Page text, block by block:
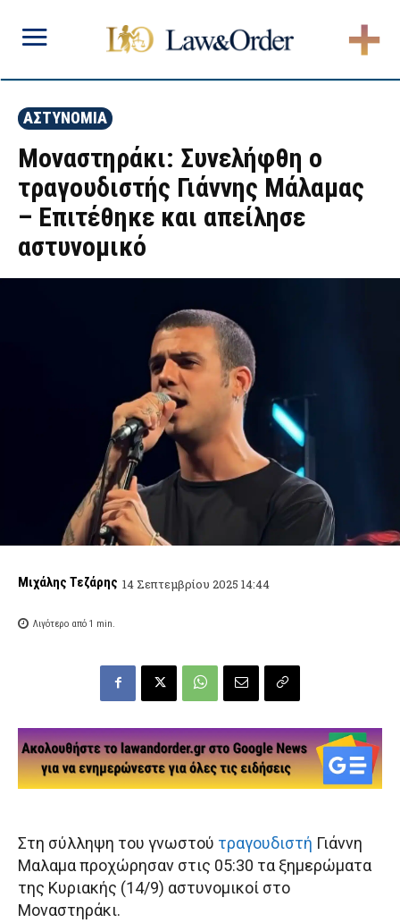
ΑΣΤΥΝΟΜΙΑ
Μοναστηράκι: Συνελήφθη ο
τραγουδιστής Γιάννης Μάλαμας
– Επιτέθηκε και απείλησε
αστυνομικό
Μιχάλης Τεζάρης 14 Σεπτεμβρίου 2025 14:44
Λιγότερο από 1 min.
Στη σύλληψη του γνωστού τραγουδιστή Γιάννη
Μαλαμα προχώρησαν στις 05:30 τα ξημερώματα
της Κυριακής (14/9) αστυνομικοί στο
Μοναστηράκι.